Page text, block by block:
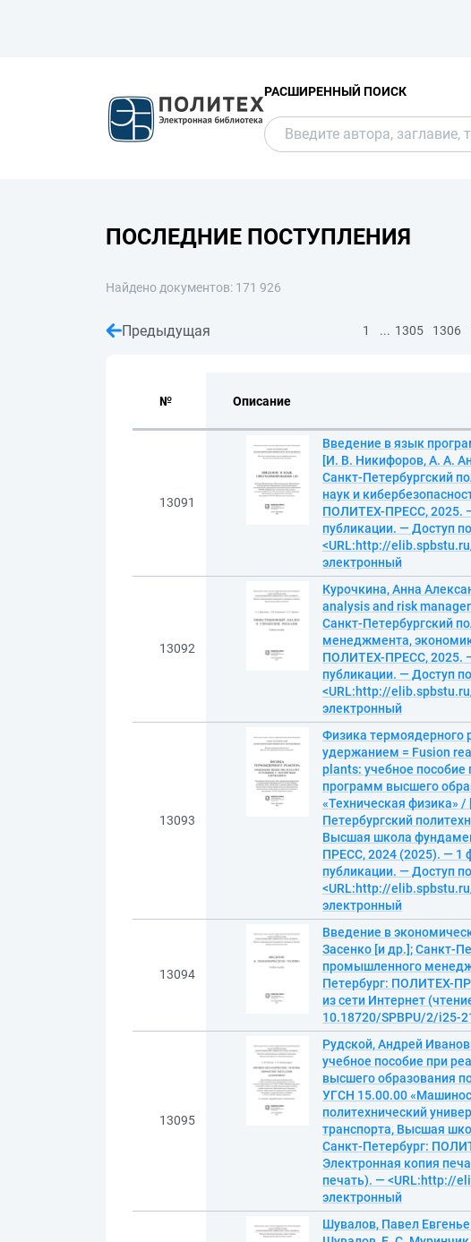
РАСШИРЕННЫЙ ПОИСК
ПОСЛЕДНИЕ ПОСТУПЛЕНИЯ
Найдено документов: 171 926
Предыдущая 1 ... 1305 1306
№ Описание
13091
Введение в язык
[И. В. Никифоров, А. А.
Санкт-Петербургский
наук и
ПОЛИТЕХ-ПРЕСС, 2025. —
публикации. — Доступ
<URL:http://
электронный
13092
Курочкина, Анна
analysis and risk
Санкт-Петербургский
менеджмента,
ПОЛИТЕХ-ПРЕСС, 2025. —
публикации. — Доступ
<URL:http://
электронный
13093
Физика термоядерного
удержанием = Fusion
plants: учебное
программ высшего
«Техническая физика»
Петербургский
Высшая школа
ПРЕСС, 2024 (2025). — 1
публикации. — Доступ
<URL:http://
электронный
13094
Введение в
Засенко [и др.]; Санкт-
промышленного
Петербург: ПОЛИТЕХ-
из сети Интернет
10.18720/SPBPU/2/i25-
13095
Рудской, Андрей
учебное пособие при
высшего образования
УГСН 15.00.00
политехнический
транспорта, Высшая
Санкт-Петербург:
Электронная копия
печать). — <URL:http://
электронный
Шувалов, Павел